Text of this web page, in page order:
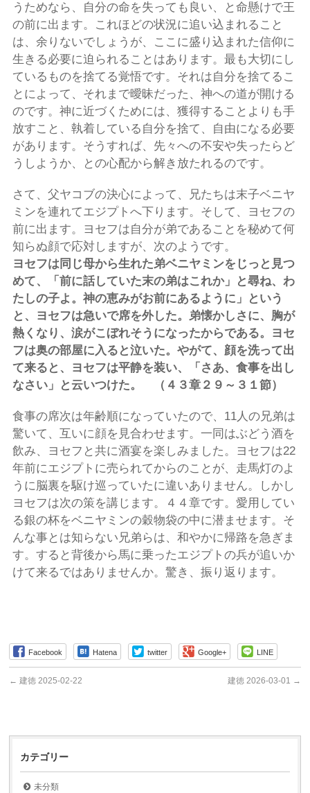
うためなら、自分の命を失っても良い、と命懸けで王
の前に出ます。これほどの状況に追い込まれること
は、余りないでしょうが、ここに盛り込まれた信仰に
生きる必要に迫られることはあります。最も大切にし
ているものを捨てる覚悟です。それは自分を捨てるこ
とによって、それまで曖昧だった、神への道が開ける
のです。神に近づくためには、獲得することよりも手
放すこと、執着している自分を捨て、自由になる必要
があります。そうすれば、先々への不安や失ったらど
うしようか、との心配から解き放たれるのです。
さて、父ヤコブの決心によって、兄たちは末子ベニヤ
ミンを連れてエジプトへ下ります。そして、ヨセフの
前に出ます。ヨセフは自分が弟であることを秘めて何
知らぬ顔で応対しますが、次のようです。
ヨセフは同じ母から生れた弟ベニヤミンをじっと見つ
めて、「前に話していた末の弟はこれか」と尋ね、わ
たしの子よ。神の恵みがお前にあるように」という
と、ヨセフは急いで席を外した。弟懐かしさに、胸が
熱くなり、涙がこぼれそうになったからである。ヨセ
フは奥の部屋に入ると泣いた。やがて、顔を洗って出
て来ると、ヨセフは平静を装い、「さあ、食事を出し
なさい」と云いつけた。 （４３章２９～３１節）
食事の席次は年齢順になっていたので、11人の兄弟は
驚いて、互いに顔を見合わせます。一同はぶどう酒を
飲み、ヨセフと共に酒宴を楽しみました。ヨセフは22
年前にエジプトに売られてからのことが、走馬灯のよ
うに脳裏を駆け巡っていたに違いありません。しかし
ヨセフは次の策を講じます。４４章です。愛用してい
る銀の杯をベニヤミンの穀物袋の中に潜ませます。そ
んな事とは知らない兄弟らは、和やかに帰路を急ぎま
す。すると背後から馬に乗ったエジプトの兵が追いか
けて来るではありませんか。驚き、振り返ります。
Facebook Hatena twitter Google+ LINE
← 建徳 2025-02-22 建徳 2026-03-01 →
カテゴリー
未分類